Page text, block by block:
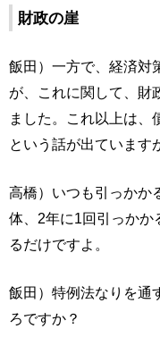
財政の崖
飯田）一方で、経済対
が、これに関して、財
ました。これ以上は、
という話が出ています
高橋）いつも引っかか
体、2年に1回引っかか
るだけですよ。
飯田）特例法なりを通
ろですか？